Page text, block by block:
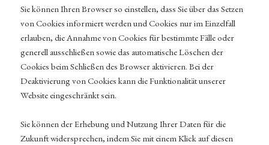
Sie können Ihren Browser so einstellen, dass Sie über das Setzen
von Cookies informiert werden und Cookies nur im Einzelfall
erlauben, die Annahme von Cookies für bestimmte Fälle oder
generell ausschließen sowie das automatische Löschen der
Cookies beim Schließen des Browser aktivieren. Bei der
Deaktivierung von Cookies kann die Funktionalität unserer
Website eingeschränkt sein.
Sie können der Erhebung und Nutzung Ihrer Daten für die
Zukunft widersprechen, indem Sie mit einem Klick auf diesen